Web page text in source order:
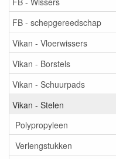
FB - schepgereedschap
Vikan - Vloerwissers
Vikan - Borstels
Vikan - Schuurpads
Vikan - Stelen
Polypropyleen
Verlengstukken